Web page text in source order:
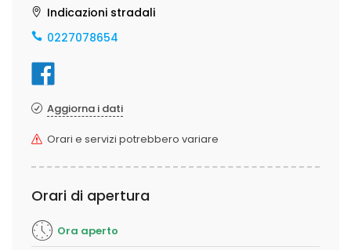
Indicazioni stradali
0227078654
Aggiorna i dati
Orari e servizi potrebbero variare
Orari di apertura
Ora aperto